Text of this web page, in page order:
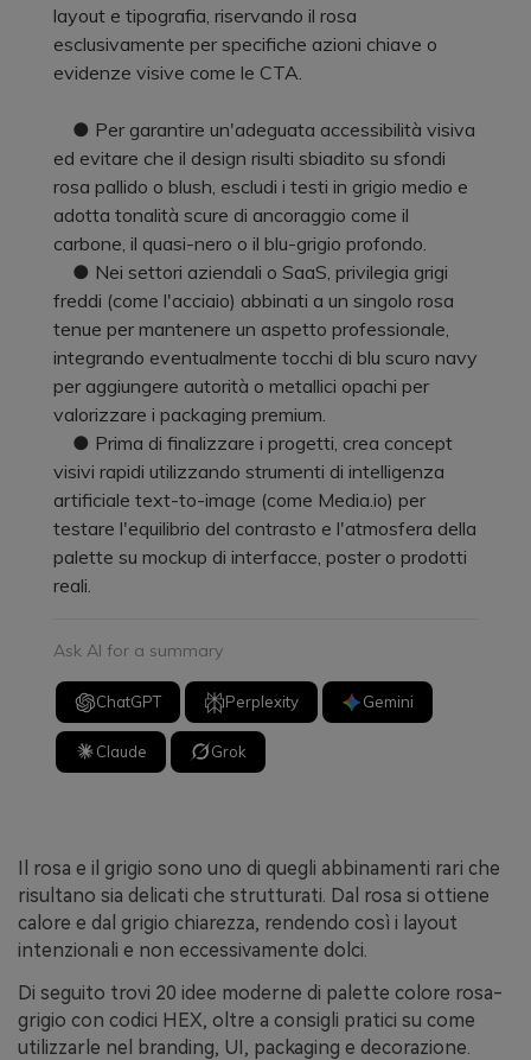
layout e tipografia, riservando il rosa
esclusivamente per specifiche azioni chiave o
evidenze visive come le CTA.
● Per garantire un'adeguata accessibilità visiva
ed evitare che il design risulti sbiadito su sfondi
rosa pallido o blush, escludi i testi in grigio medio e
adotta tonalità scure di ancoraggio come il
carbone, il quasi-nero o il blu-grigio profondo.
● Nei settori aziendali o SaaS, privilegia grigi
freddi (come l'acciaio) abbinati a un singolo rosa
tenue per mantenere un aspetto professionale,
integrando eventualmente tocchi di blu scuro navy
per aggiungere autorità o metallici opachi per
valorizzare i packaging premium.
● Prima di finalizzare i progetti, crea concept
visivi rapidi utilizzando strumenti di intelligenza
artificiale text-to-image (come Media.io) per
testare l'equilibrio del contrasto e l'atmosfera della
palette su mockup di interfacce, poster o prodotti
reali.
Ask AI for a summary
ChatGPT Perplexity Gemini
Claude Grok
Il rosa e il grigio sono uno di quegli abbinamenti rari che
risultano sia delicati che strutturati. Dal rosa si ottiene
calore e dal grigio chiarezza, rendendo così i layout
intenzionali e non eccessivamente dolci.
Di seguito trovi 20 idee moderne di palette colore rosa-
grigio con codici HEX, oltre a consigli pratici su come
utilizzarle nel branding, UI, packaging e decorazione.